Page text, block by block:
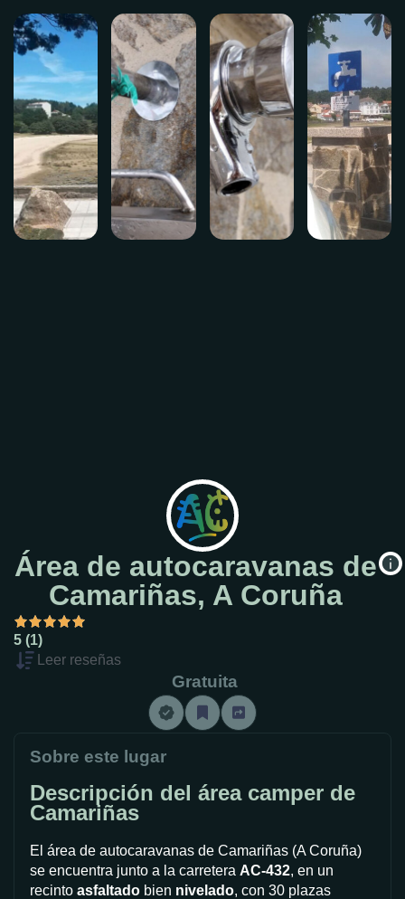
Área de autocaravanas de
Camariñas, A Coruña
5 (1)
Leer reseñas
Gratuita
Sobre este lugar
Descripción del área camper de
Camariñas
El área de autocaravanas de Camariñas (A Coruña)
se encuentra junto a la carretera AC-432, en un
recinto asfaltado bien nivelado, con 30 plazas